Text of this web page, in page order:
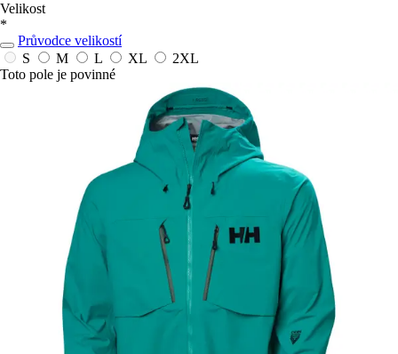
Velikost
*
Průvodce velikostí
S
M L XL
2XL
Toto pole je povinné